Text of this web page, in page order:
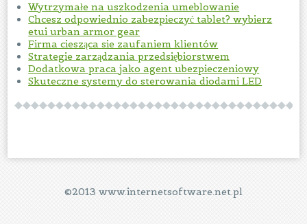
Wytrzymałe na uszkodzenia umeblowanie
Chcesz odpowiednio zabezpieczyć tablet? wybierz
etui urban armor gear
Firma ciesząca sie zaufaniem klientów
Strategie zarządzania przedsiębiorstwem
Dodatkowa praca jako agent ubezpieczeniowy
Skuteczne systemy do sterowania diodami LED
©2013 www.internetsoftware.net.pl